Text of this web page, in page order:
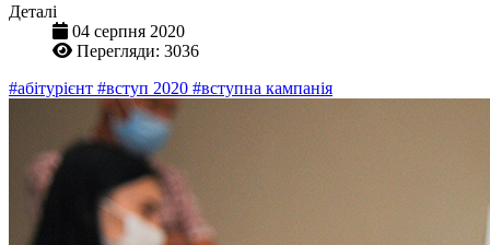
Деталі
04 серпня 2020
Перегляди: 3036
#абітурієнт #вступ 2020 #вступна кампанія